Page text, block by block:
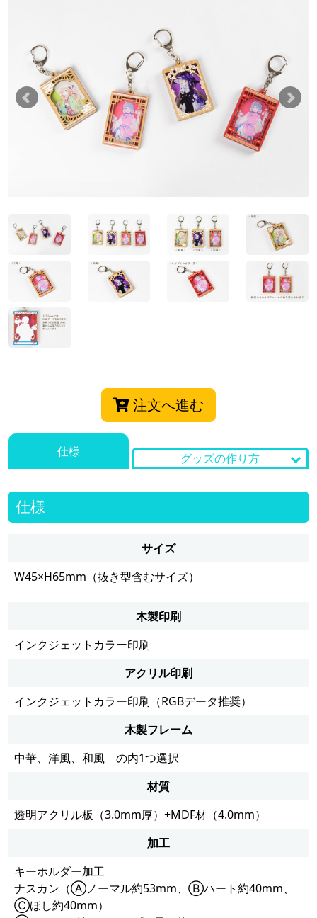
注文へ進む
仕様 グッズの作り方
仕様
サイズ
W45×H65mm（抜き型含むサイズ）
木製印刷
インクジェットカラー印刷
アクリル印刷
インクジェットカラー印刷（RGBデータ推奨）
木製フレーム
中華、洋風、和風 の内1つ選択
材質
透明アクリル板（3.0mm厚）+MDF材（4.0mm）
加工
キーホルダー加工
ナスカン（Ⓐノーマル約53mm、Ⓑハート約40mm、
Ⓒほし約40mm）